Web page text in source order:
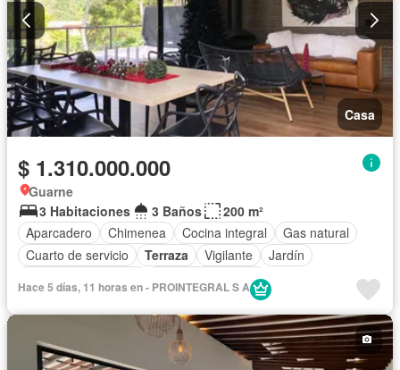
Casa
$ 1.310.000.000
Guarne
3 Habitaciones
3 Baños
200 m²
Aparcadero
Chimenea Cocina integral
Gas natural
Cuarto de servicio
Terraza Vigilante
Jardín
Seguridad privada
Hace 5 días, 11 horas en - PROINTEGRAL S A